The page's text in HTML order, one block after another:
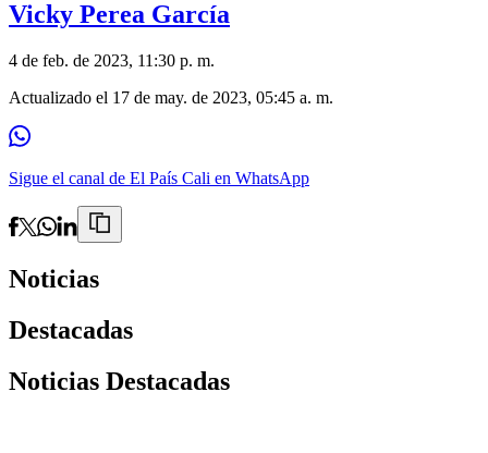
Vicky Perea García
4 de feb. de 2023, 11:30 p. m.
Actualizado el 17 de may. de 2023, 05:45 a. m.
Sigue el canal de El País Cali en WhatsApp
Noticias
Destacadas
Noticias Destacadas